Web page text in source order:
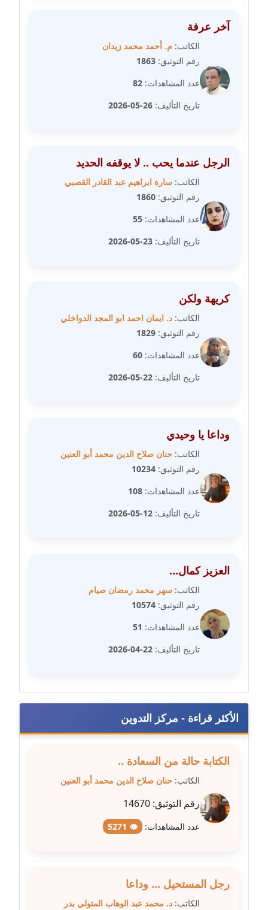
مدونة شيماء مكى
عاملة
مدونة صفا غنيم
مدونة صفية الجيار
عاملة
مدونة طارق المسيري
مدونة طه ابوزيد
عاملة
عاملة
مدونة عبد الحميد ابراهيم
عاملة
عاملة
مدونة عبد الوهاب بدر
مدونة عبير بسيوني
عاملة
مدونة عبير سعد
مدونة عبير عبد الرحيم (ماعت)
عاملة
عاملة
عاملة
مدونة عبير مصطفى
مدونة عزة الأمير
عاملة
آخر عرفة
الكاتب: م. أحمد محمد زيدان
رقم التوثيق: 1863
عدد المشاهدات: 82
تاريخ التأليف: 26-05-2026
الرجل عندما يحب .. لا يوقفه الحديد
الكاتب: سارة ابراهيم عبد القادر القصبي
رقم التوثيق: 1860
عدد المشاهدات: 55
تاريخ التأليف: 23-05-2026
كريهة ولكن
الكاتب: د. ايمان احمد ابو المجد الدواخلي
رقم التوثيق: 1829
عدد المشاهدات: 60
تاريخ التأليف: 22-05-2026
وداعا يا وحيدي
الكاتب: حنان صلاح الدين محمد أبو العنين
رقم التوثيق: 10234
عدد المشاهدات: 108
تاريخ التأليف: 12-05-2026
العزيز كمال…
الكاتب: سهر محمد رمضان صيام
رقم التوثيق: 10574
عدد المشاهدات: 51
تاريخ التأليف: 22-04-2026
الأكثر قراءة - مركز التدوين
الكتابة حالة من السعادة ..
الكاتب: حنان صلاح الدين محمد أبو العنين
رقم التوثيق: 14670
عدد المشاهدات: 👁 5271
رجل المستحيل ... وداعا
الكاتب: د. محمد عبد الوهاب المتولي بدر